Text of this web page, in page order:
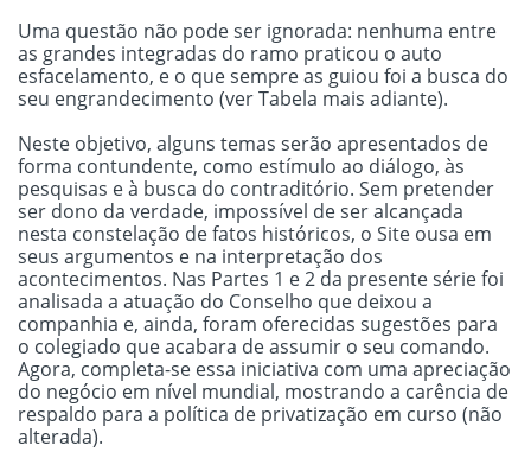
Uma questão não pode ser ignorada: nenhuma entre
as grandes integradas do ramo praticou o auto
esfacelamento, e o que sempre as guiou foi a busca do
seu engrandecimento (ver Tabela mais adiante).
Neste objetivo, alguns temas serão apresentados de
forma contundente, como estímulo ao diálogo, às
pesquisas e à busca do contraditório. Sem pretender
ser dono da verdade, impossível de ser alcançada
nesta constelação de fatos históricos, o Site ousa em
seus argumentos e na interpretação dos
acontecimentos. Nas Partes 1 e 2 da presente série foi
analisada a atuação do Conselho que deixou a
companhia e, ainda, foram oferecidas sugestões para
o colegiado que acabara de assumir o seu comando.
Agora, completa-se essa iniciativa com uma apreciação
do negócio em nível mundial, mostrando a carência de
respaldo para a política de privatização em curso (não
alterada).